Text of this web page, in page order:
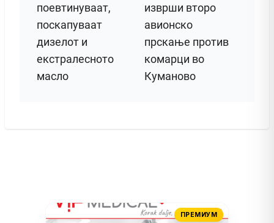
поевтинуваат,
поскапуваат
дизелот и
екстралесното
масло
изврши второ
авионско
прскање против
комарци во
Куманово
ПРЕМИУМ